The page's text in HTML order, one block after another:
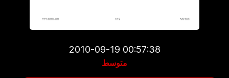
2010-09-19 00:57:38
متوسط